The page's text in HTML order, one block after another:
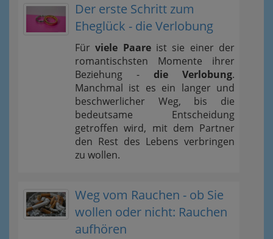
Der erste Schritt zum
Eheglück - die Verlobung
Fürviele Paareist sie einer der
romantischsten Momente ihrer
Beziehung - die Verlobung.
Manchmal ist es ein langer und
beschwerlicher Weg, bis die
bedeutsame Entscheidung
getroffen wird, mit dem Partner
den Rest des Lebens verbringen
zu wollen.
Weg vom Rauchen - ob Sie
wollen oder nicht: Rauchen
aufhören